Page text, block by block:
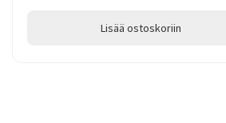
Lisää ostoskoriin